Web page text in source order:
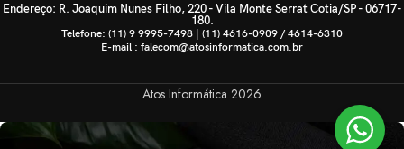
Endereço: R. Joaquim Nunes Filho, 220 - Vila Monte Serrat Cotia/SP - 06717-
180.
Telefone: (11) 9 9995-7498 | (11) 4616-0909 / 4614-6310
E-mail : falecom@atosinformatica.com.br
Atos Informática 2026